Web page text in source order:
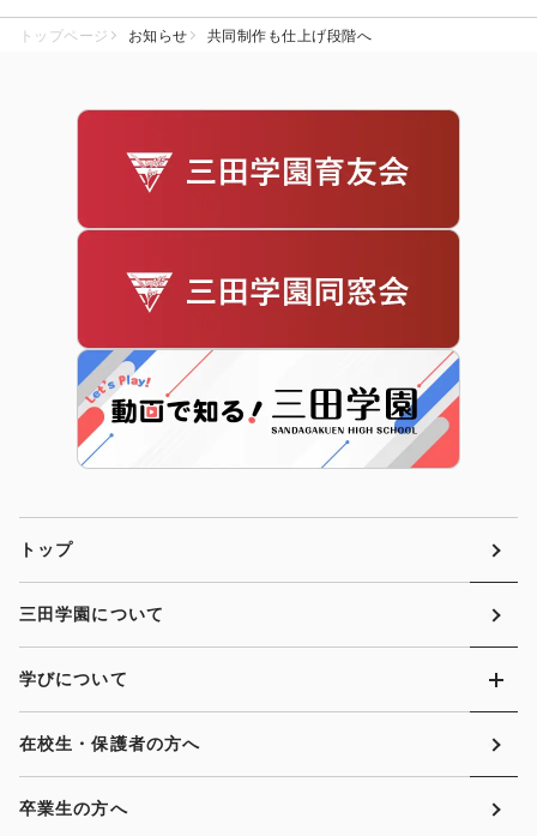
トップページ お知らせ 共同制作も仕上げ段階へ
トップ
三田学園について
学びについて
在校生・保護者の方へ
卒業生の方へ